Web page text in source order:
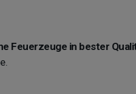
Feuerzeuge in bester